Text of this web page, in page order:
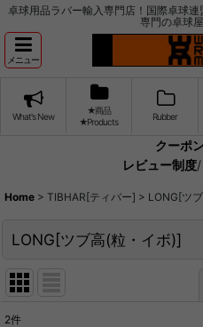
卓球用品ラバー輸入専門店！国際卓球
専門の卓球
メニュー
What's New
★商品
★Products
Rubber
クーポ
レビュー制度/
Home > TIBHAR[ティバー] > LONG[ツ
LONG[ツブ高(粒・イボ)]
2件